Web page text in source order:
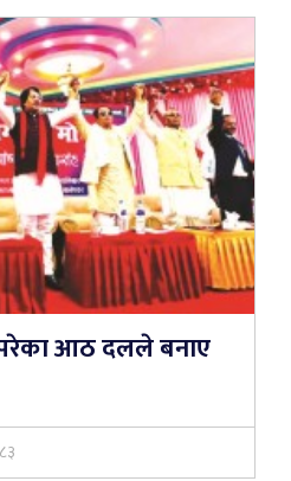
आठ दलले बनाए